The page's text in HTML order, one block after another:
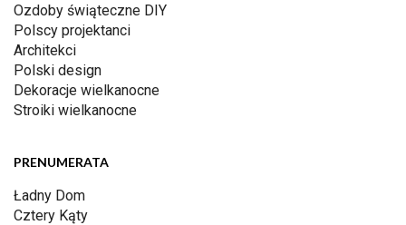
Ozdoby świąteczne DIY
Polscy projektanci
Architekci
Polski design
Dekoracje wielkanocne
Stroiki wielkanocne
PRENUMERATA
Ładny Dom
Cztery Kąty